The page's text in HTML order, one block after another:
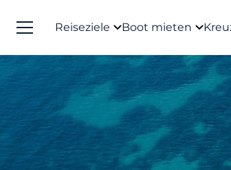
Reiseziele Boot mieten